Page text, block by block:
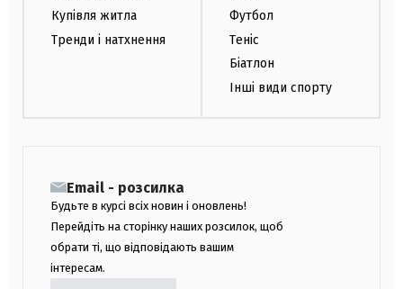
Купівля житла
Тренди і натхнення
Футбол
Теніс
Біатлон
Інші види спорту
Email - розсилка
Будьте в курсі всіх новин і оновлень!
Перейдіть на сторінку наших розсилок, щоб
обрати ті, що відповідають вашим
інтересам.